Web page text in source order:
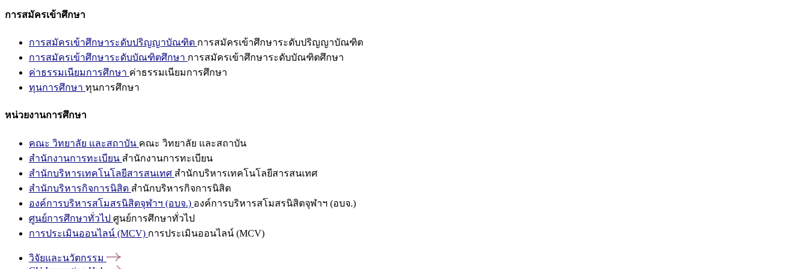
การสมัครเข้าศึกษา
การสมัครเข้าศึกษาระดับปริญญาบัณฑิต การสมัครเข้าศึกษาระดับปริญญาบัณฑิต
การสมัครเข้าศึกษาระดับบัณฑิตศึกษา การสมัครเข้าศึกษาระดับบัณฑิตศึกษา
ค่าธรรมเนียมการศึกษา ค่าธรรมเนียมการศึกษา
ทุนการศึกษา ทุนการศึกษา
หน่วยงานการศึกษา
คณะ วิทยาลัย และสถาบัน คณะ วิทยาลัย และสถาบัน
สำนักงานการทะเบียน สำนักงานการทะเบียน
สำนักบริหารเทคโนโลยีสารสนเทศ สำนักบริหารเทคโนโลยีสารสนเทศ
สำนักบริหารกิจการนิสิต สำนักบริหารกิจการนิสิต
องค์การบริหารสโมสรนิสิตจุฬาฯ (อบจ.) องค์การบริหารสโมสรนิสิตจุฬาฯ (อบจ.)
ศูนย์การศึกษาทั่วไป ศูนย์การศึกษาทั่วไป
การประเมินออนไลน์ (MCV) การประเมินออนไลน์ (MCV)
วิจัยและนวัตกรรม